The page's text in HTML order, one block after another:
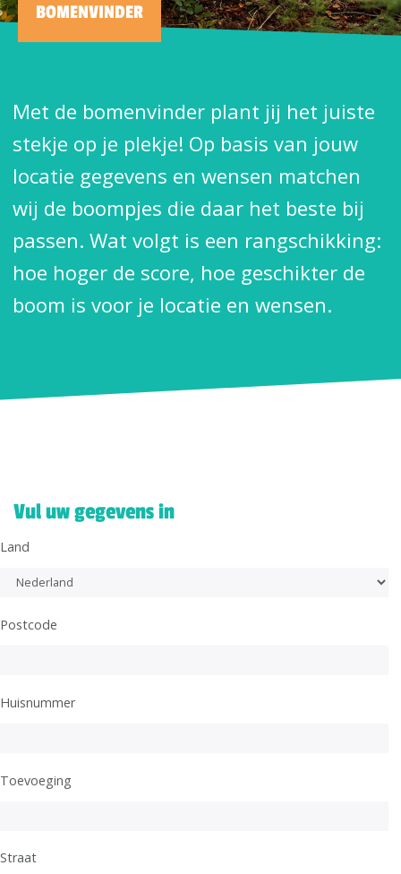
BOMENVINDER
Met de bomenvinder plant jij het juiste
stekje op je plekje! Op basis van jouw
locatie gegevens en wensen matchen
wij de boompjes die daar het beste bij
passen. Wat volgt is een rangschikking:
hoe hoger de score, hoe geschikter de
boom is voor je locatie en wensen.
Vul uw gegevens in
Land
Postcode
Huisnummer
Toevoeging
Straat